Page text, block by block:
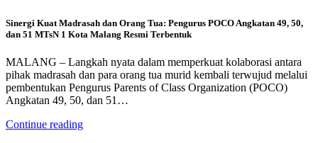
Sinergi Kuat Madrasah dan Orang Tua: Pengurus POCO Angkatan 49, 50,
dan 51 MTsN 1 Kota Malang Resmi Terbentuk
MALANG – Langkah nyata dalam memperkuat kolaborasi antara
pihak madrasah dan para orang tua murid kembali terwujud melalui
pembentukan Pengurus Parents of Class Organization (POCO)
Angkatan 49, 50, dan 51…
Continue reading